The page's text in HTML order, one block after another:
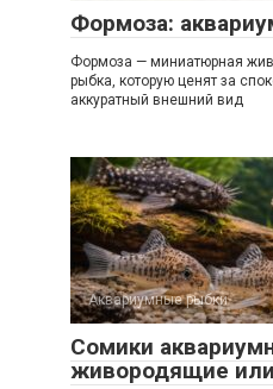
Формоза:
Формоза — миниатюрная
рыбка, которую ценят за
аккуратный внешний вид
Аквариумные рыбки
Сомики
живородящие